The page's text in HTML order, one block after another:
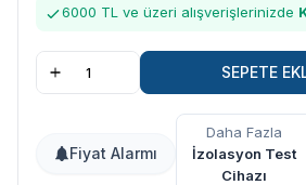
6000 TL ve üzeri alışverişlerinizde
SEPETE
Fiyat Alarmı
Daha Fazla
İzolasyon Test
Cihazı